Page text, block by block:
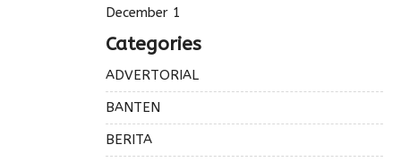
December 1
Categories
ADVERTORIAL
BANTEN
BERITA